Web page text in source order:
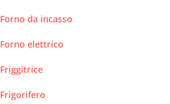
Forno da incasso
Forno elettrico
Friggitrice
Frigorifero